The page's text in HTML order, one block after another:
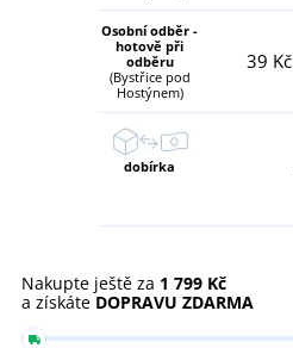
Osobní odběr -
hotově při
odběru
(Bystřice pod
Hostýnem)
39 Kč
dobírka
Nakupte ještě za 1 799 Kč
a získáte DOPRAVU ZDARMA